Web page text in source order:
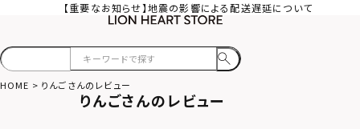
【重要なお知らせ】地震の影響による配送遅延について
HOME りんごさんのレビュー
りんごさんのレビュー